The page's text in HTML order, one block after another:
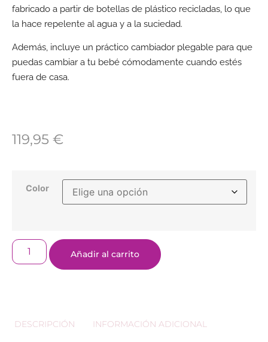
fabricado a partir de botellas de plástico recicladas, lo que
la hace repelente al agua y a la suciedad.
Además, incluye un práctico cambiador plegable para que
puedas cambiar a tu bebé cómodamente cuando estés
fuera de casa.
119,95 €
Color
Añadir al carrito
DESCRIPCIÓN INFORMACIÓN ADICIONAL